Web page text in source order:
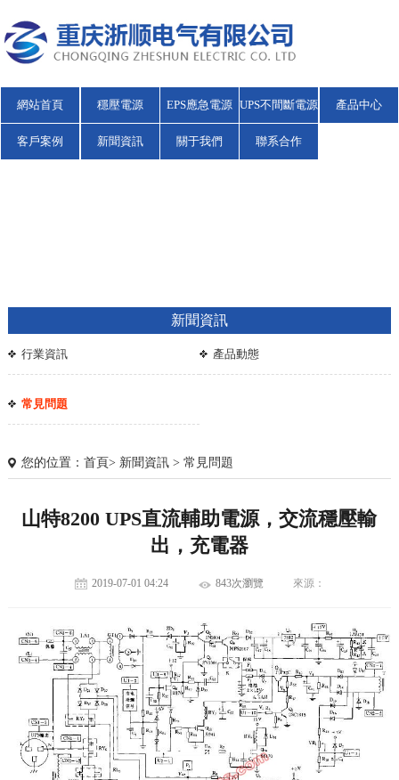
網站首頁 穩壓電源 EPS應急電源 UPS不間斷電源 產品中心
客戶案例 新聞資訊 關于我們 聯系合作
新聞資訊
行業資訊 產品動態
常見問題
您的位置： 首頁> 新聞資訊> 常見問題
山特8200 UPS直流輔助電源，交流穩壓輸
出，充電器
2019-07-01 04:24 843次瀏覽 來源：